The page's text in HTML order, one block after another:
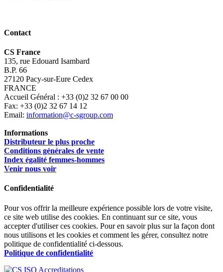
Contact
CS France
135, rue Edouard Isambard
B.P. 66
27120 Pacy-sur-Eure Cedex
FRANCE
Accueil Général : +33 (0)2 32 67 00 00
Fax: +33 (0)2 32 67 14 12
Email: information@c-sgroup.com
Informations
Distributeur le plus proche
Conditions générales de vente
Index égalité femmes-hommes
Venir nous voir
Confidentialité
Pour vos offrir la meilleure expérience possible lors de votre visite,
ce site web utilise des cookies. En continuant sur ce site, vous
accepter d'utiliser ces cookies. Pour en savoir plus sur la façon dont
nous utilisons et les cookies et comment les gérer, consultez notre
politique de confidentialité ci-dessous.
Politique de confidentialité